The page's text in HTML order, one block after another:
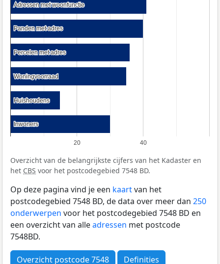
20 40
Adressen met woonfunctie
Adressen met woonfunctie
Panden met adres
Panden met adres
Percelen met adres
Percelen met adres
Woningvoorraad
Woningvoorraad
Huishoudens
Huishoudens
Inwoners
Inwoners
Overzicht van de belangrijkste cijfers van het Kadaster en
het CBS voor het postcodegebied 7548 BD.
Op deze pagina vind je een kaartvan het
postcodegebied 7548 BD, de data over meer dan 250
onderwerpen voor het postcodegebied 7548 BD en
een overzicht van alleadressen met postcode
7548BD.
Overzicht postcode 7548 Definities